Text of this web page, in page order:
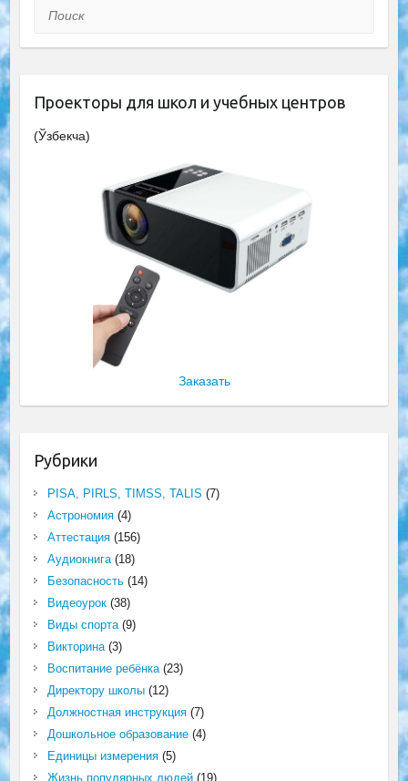
Поиск
Проекторы для школ и учебных центров
(Ўзбекча)
Заказать
Рубрики
PISA, PIRLS, TIMSS, TALIS (7)
Астрономия(4)
Аттестация(156)
Аудиокнига(18)
Безопасность(14)
Видеоурок(38)
Виды спорта(9)
Викторина(3)
Воспитание ребёнка(23)
Директору школы(12)
Должностная инструкция(7)
Дошкольное образование(4)
Единицы измерения(5)
Жизнь популярных людей(19)